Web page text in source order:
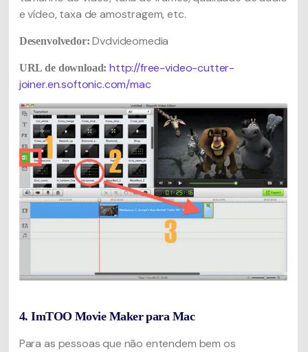
e vídeo, taxa de amostragem, etc.
Desenvolvedor: Dvdvideomedia
URL de download: http://free-video-cutter-
joiner.en.softonic.com/mac
4. ImTOO Movie Maker para Mac
Para as pessoas que não entendem bem os